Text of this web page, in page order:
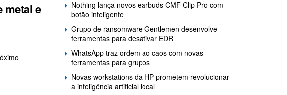
metal e
Nothing lança novos earbuds CMF Clip Pro com
botão inteligente
Grupo de ransomware Gentlemen desenvolve
ferramentas para desativar EDR
WhatsApp traz ordem ao caos com novas
ferramentas para grupos
Novas workstations da HP prometem revolucionar
a inteligência artificial local